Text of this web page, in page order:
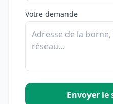
Votre demande
Envoyer